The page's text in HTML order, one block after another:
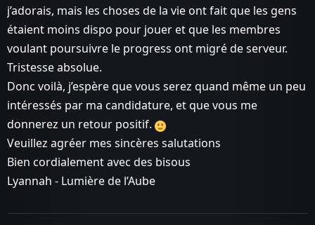
j’adorais, mais les choses de la vie ont fait que les gens
étaient moins dispo pour jouer et que les membres
voulant poursuivre le progress ont migré de serveur.
Tristesse absolue.
Donc voilà, j’espère que vous serez quand même un peu
intéressés par ma candidature, et que vous me
donnerez un retour positif.
Veuillez agréer mes sincères salutations
Bien cordialement avec des bisous
Lyannah - Lumière de l’Aube